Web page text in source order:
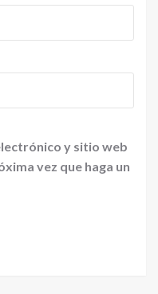
y sitio web
vez que haga un